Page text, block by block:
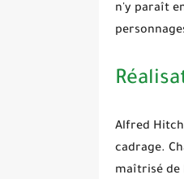
n'y paraît
Alfred
cadrage.
maîtrisé de